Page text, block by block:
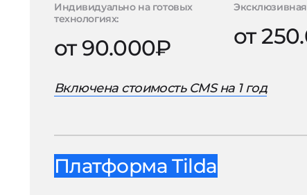
Индивидуально на готовых
технологиях:
от 90.000₽ от
Включена стоимость CMS на 1 год
Платформа Tilda